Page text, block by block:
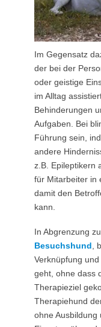
Im Gegensatz
der bei der
oder geistige
im Alltag
Behinderungen
Aufgaben. Bei
Führung sein,
andere
z.B. Epileptikern
für Mitarbeiter in
damit den
kann.
In Abgrenzung
Besuchshund,
Verknüpfung
geht, ohne dass
Therapieziel
Therapiehund
ohne Ausbildung